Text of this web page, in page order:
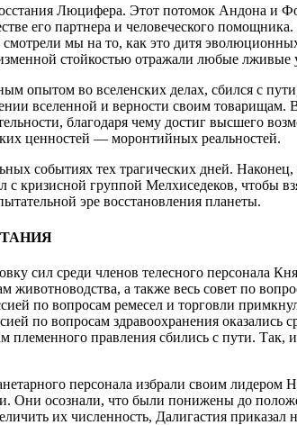
Люцифера. Этот потомок Андона и
его партнера и человеческого
мы на то, как это дитя
стойкостью отражали любые лживые
опытом во вселенских делах, сбился с
вселенной и верности своим
благодаря чему достиг высшего
ценностей — моронтийных реальностей.
событиях тех трагических дней.
группой Мелхиседеков, чтобы
эре восстановления планеты.
сил среди членов телесного персонала
животноводства, а также весь совет по
по вопросам ремесел и торговли
по вопросам здравоохранения
племенного правления сбились с пути.
персонала избрали своим
осознали, что были понижены до
их численность, Далигастия